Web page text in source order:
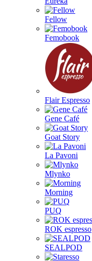
Fellow
Femobook
Flair Espresso
Gene Café
Goat Story
La Pavoni
Mlynko
Morning
PUQ
ROK espresso
SEALPOD